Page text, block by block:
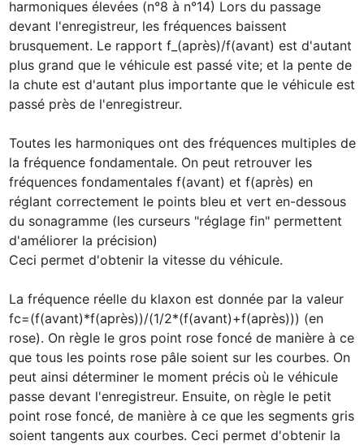
harmoniques élevées (n°8 à n°14) Lors du passage
devant l'enregistreur, les fréquences baissent
brusquement. Le rapport f_(après)/f(avant) est d'autant
plus grand que le véhicule est passé vite; et la pente de
la chute est d'autant plus importante que le véhicule est
passé près de l'enregistreur.
Toutes les harmoniques ont des fréquences multiples de
la fréquence fondamentale. On peut retrouver les
fréquences fondamentales f(avant) et f(après) en
réglant correctement le points bleu et vert en-dessous
du sonagramme (les curseurs "réglage fin" permettent
d'améliorer la précision)
Ceci permet d'obtenir la vitesse du véhicule.
La fréquence réelle du klaxon est donnée par la valeur
fc=(f(avant)*f(après))/(1/2*(f(avant)+f(après))) (en
rose). On règle le gros point rose foncé de manière à ce
que tous les points rose pâle soient sur les courbes. On
peut ainsi déterminer le moment précis où le véhicule
passe devant l'enregistreur. Ensuite, on règle le petit
point rose foncé, de manière à ce que les segments gris
soient tangents aux courbes. Ceci permet d'obtenir la